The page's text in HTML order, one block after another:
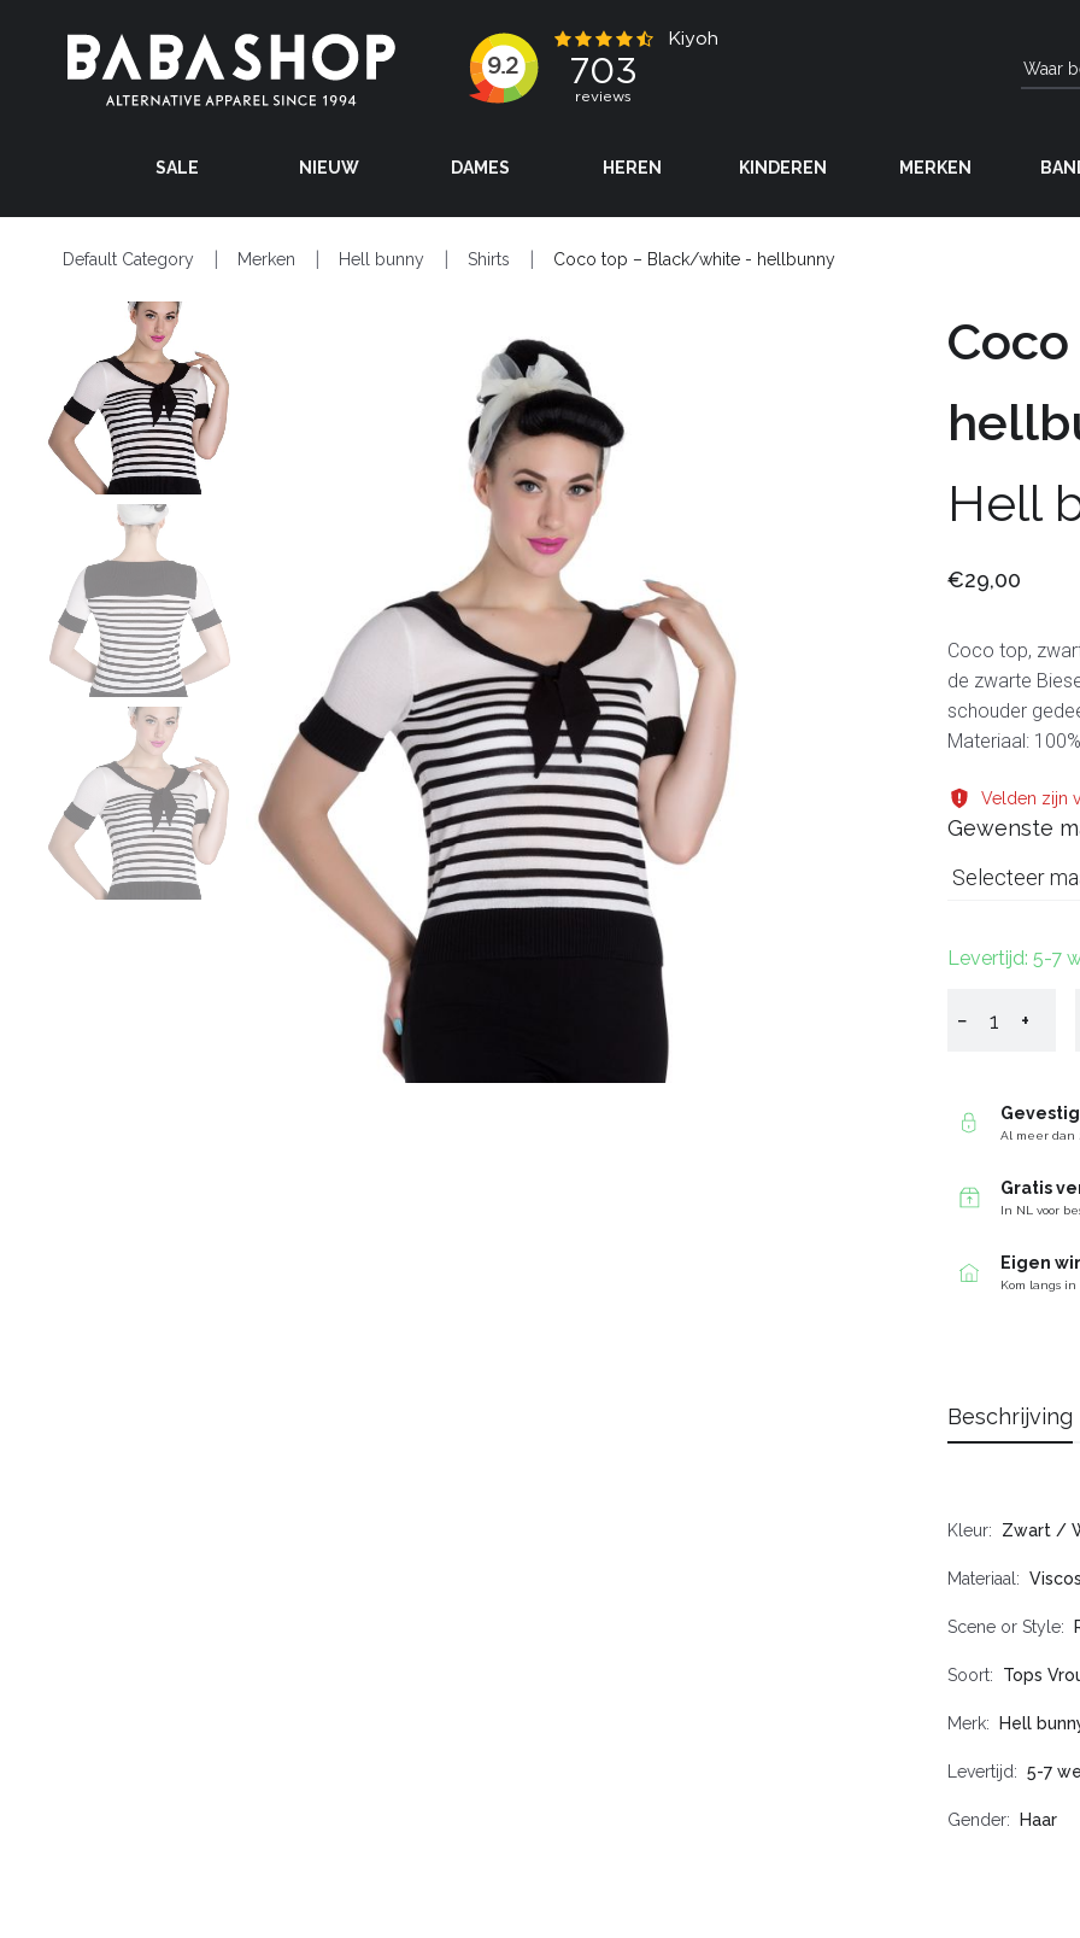
SALE NIEUW DAMES HEREN KINDEREN MERKEN
Default Category Merken Hell bunny Shirts Coco top – Black/white - hellbunny
Hell
€29,00
Coco top,
de zwarte
schouder
Materiaal:
Velden zijn
Gewenste
Selecteer
Levertijd: 5-7
− +
Al meer dan
Gratis
In NL voor
Eigen
Kom langs
Beschrijving
Kleur Zwart /
Materiaal
Scene or Style
Soort Tops
Merk Hell
Levertijd 5-7
Gender Haar